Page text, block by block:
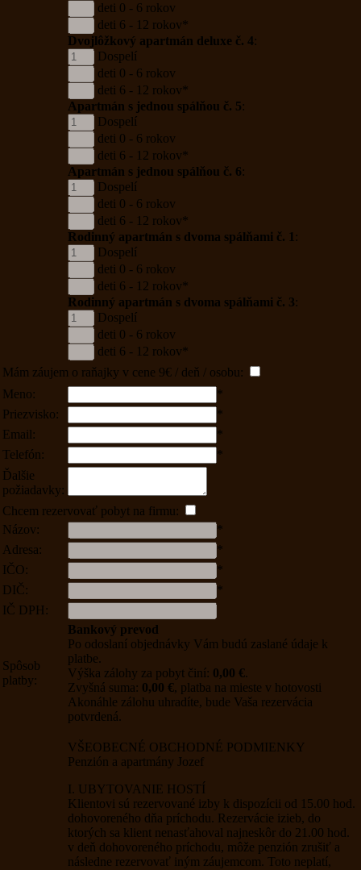
deti 0 - 6 rokov
deti 6 - 12 rokov*
Dvojlôžkový apartmán deluxe č. 4:
Dospelí
deti 0 - 6 rokov
deti 6 - 12 rokov*
Apartmán s jednou spálňou č. 5:
Dospelí
deti 0 - 6 rokov
deti 6 - 12 rokov*
Apartmán s jednou spálňou č. 6:
Dospelí
deti 0 - 6 rokov
deti 6 - 12 rokov*
Rodinný apartmán s dvoma spálňami č. 1 :
Dospelí
deti 0 - 6 rokov
deti 6 - 12 rokov*
Rodinný apartmán s dvoma spálňami č. 3:
Dospelí
deti 0 - 6 rokov
deti 6 - 12 rokov*
Mám záujem o raňajky v cene 9€ / deň / osobu:
Meno:
*
Priezvisko:
*
Email:
*
Telefón:
*
Ďalšie
požiadavky:
Chcem rezervovať pobyt na firmu:
Názov:
*
Adresa:
*
IČO:
*
DIČ:
*
IČ DPH:
Spôsob
platby:
Bankový prevod
Po odoslaní objednávky Vám budú zaslané údaje k
platbe.
Výška zálohy za pobyt činí: 0,00 €.
Zvyšná suma: 0,00 €, platba na mieste v hotovosti
Akonáhle zálohu uhradíte, bude Vaša rezervácia
potvrdená.
VŠEOBECNÉ OBCHODNÉ PODMIENKY
Penzión a apartmány Jozef
I. UBYTOVANIE HOSTÍ
Klientovi sú rezervované izby k dispozícii od 15.00 hod.
dohovoreného dňa príchodu. Rezervácie izieb, do
ktorých sa klient nenasťahoval najneskôr do 21.00 hod.
v deň dohovoreného príchodu, môže penzión zrušiť a
následne rezervovať iným záujemcom. Toto neplatí,